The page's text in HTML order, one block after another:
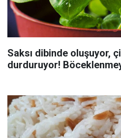
Saksı dibinde oluşuyor,
durduruyor!